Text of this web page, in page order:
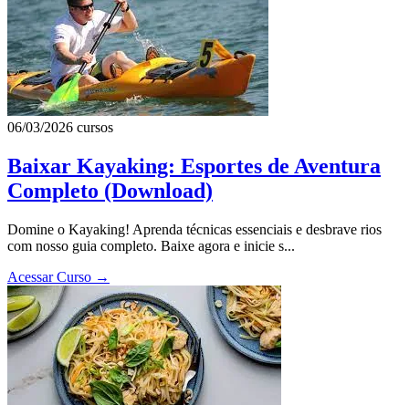
06/03/2026 cursos
Baixar Kayaking: Esportes de Aventura
Completo (Download)
Domine o Kayaking! Aprenda técnicas essenciais e desbrave rios
com nosso guia completo. Baixe agora e inicie s...
Acessar Curso →